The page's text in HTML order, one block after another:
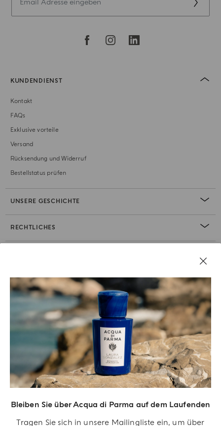
Bleiben Sie über Acqua di Parma auf dem Laufenden
Tragen Sie sich in unsere Mailingliste ein, um über
KUNDENDIENST
Kontakt
FAQs
Exklusive vorteile
Versand
Rücksendung und Widerruf
Bestellstatus prüfen
UNSERE GESCHICHTE
RECHTLICHES
Acqua Di Parma S.r.l., mit einem Kapital von 420 000,00 € registriert im